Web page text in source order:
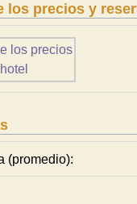
los precios y
(promedio):